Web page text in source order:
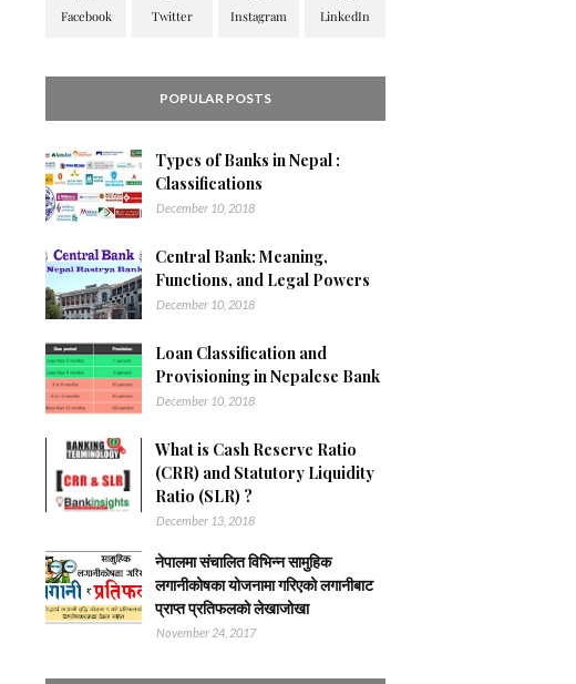
POPULAR POSTS
Types of Banks in Nepal :
Classifications
December 10, 2018
Central Bank: Meaning,
Functions, and Legal Powers
December 10, 2018
Loan Classification and
Provisioning in Nepalese Bank
December 10, 2018
What is Cash Reserve Ratio
(CRR) and Statutory Liquidity
Ratio (SLR) ?
December 13, 2018
नेपालमा संचालित विभिन्न सामुहिक
लगानीकोषका योजनामा गरिएको लगानीबाट
प्राप्त प्रतिफलको लेखाजोखा
November 24, 2017